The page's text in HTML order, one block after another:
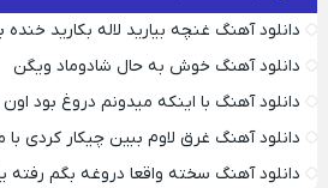
دانلود آهنگ غنچه بیارید لاله بکارید خنده
دانلود آهنگ خوش به حال شادوماد ویگن
دانلود آهنگ با اینکه میدونم دروغ بود
دانلود آهنگ غرق لاوم ببین چیکار کردی با
دانلود آهنگ سخته واقعا دروغه بگم رفته